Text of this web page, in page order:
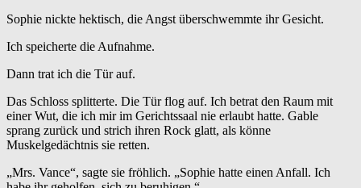
Sophie nickte hektisch, die Angst überschwemmte ihr Gesicht.
Ich speicherte die Aufnahme.
Dann trat ich die Tür auf.
Das Schloss splitterte. Die Tür flog auf. Ich betrat den Raum mit
einer Wut, die ich mir im Gerichtssaal nie erlaubt hatte. Gable
sprang zurück und strich ihren Rock glatt, als könne
Muskelgedächtnis sie retten.
„Mrs. Vance“, sagte sie fröhlich. „Sophie hatte einen Anfall. Ich